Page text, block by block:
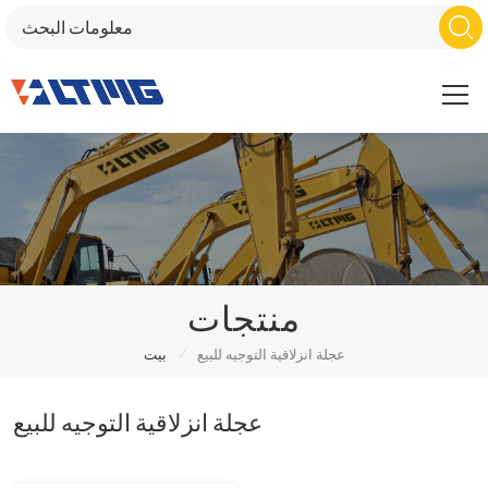
منتجات
بيت / عجلة انزلاقية التوجيه للبيع
عجلة انزلاقية التوجيه للبيع